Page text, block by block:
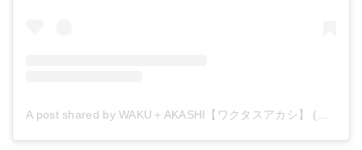
A post shared by WAKU＋AKASHI【ワクタスアカシ】 (@wakutas.akashi)